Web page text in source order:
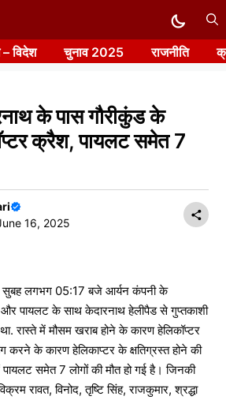
विदेश चुनाव 2025 राजनीति
के पास गौरीकुंड के
क्रैश, पायलट समेत 7
16, 2025
सुबह लगभग 05:17 बजे आर्यन कंपनी के
पायलट के साथ केदारनाथ हेलीपैड से गुप्तकाशी
रास्ते में मौसम खराब होने के कारण हेलिकॉप्टर
करने के कारण हेलिकाप्टर के क्षतिग्रस्त होने की
समेत 7 लोगों की मौत हो गई है। जिनकी
रावत, विनोद, तृष्टि सिंह, राजकुमार, श्रद्धा